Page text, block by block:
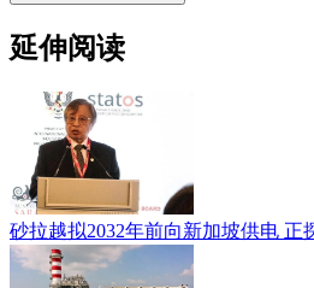
延伸阅读
砂拉越拟2032年前向新加坡供电 正